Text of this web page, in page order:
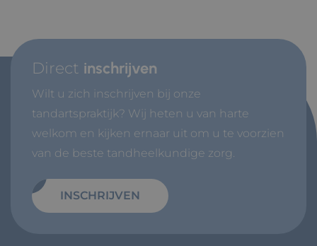
Direct inschrijven
Wilt u zich inschrijven bij onze
tandartspraktijk? Wij heten u van harte
welkom en kijken ernaar uit om u te voorzien
van de beste tandheelkundige zorg.
INSCHRIJVEN